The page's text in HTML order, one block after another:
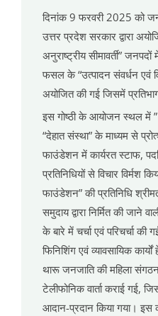
दिनांक 9 फरवरी 2025 को
उत्तर प्रदेश सरकार द्वारा
अनुराष्ट्रीय सीमावर्ती”
फसल के “उत्पादन संवर्धन एवं
अयोजित की गई जिसमें
इस गोष्ठी के आयोजन स्थल में
“देहात संस्था” के माध्यम से
फाउंडेशन में कार्यरत स्टाफ,
प्रतिनिधियों से विचार विर्मश
फाउंडेशन” की प्रतिनिधि
समुदाय द्वारा निर्मित की जाने
के बारे में चर्चा एवं परिचर्चा की
फिनिशिंग एवं व्यावसायिक
थारू जनजाति की महिला
टेलीफोनिक वार्ता कराई गई,
आदान-प्रदान किया गया।